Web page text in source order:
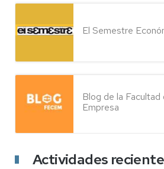
El Semestre
Blog de la
Empresa
Actividades